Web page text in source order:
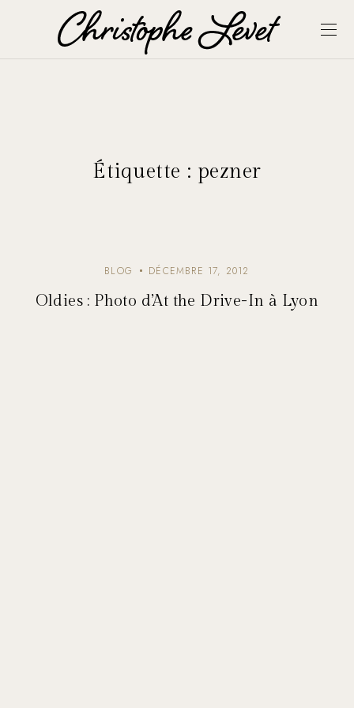
Étiquette : pezner
BLOG DÉCEMBRE 17, 2012
Oldies : Photo d’At the Drive-In à Lyon